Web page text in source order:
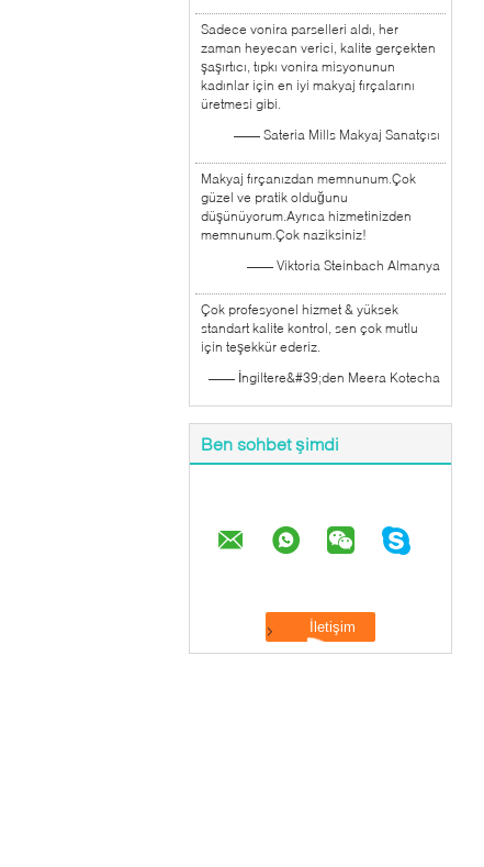
Sadece vonira parselleri aldı, her
zaman heyecan verici, kalite gerçekten
şaşırtıcı, tıpkı vonira misyonunun
kadınlar için en iyi makyaj fırçalarını
üretmesi gibi.
—— Sateria Mills Makyaj Sanatçısı
Makyaj fırçanızdan memnunum.Çok
güzel ve pratik olduğunu
düşünüyorum.Ayrıca hizmetinizden
memnunum.Çok naziksiniz!
—— Viktoria Steinbach Almanya
Çok profesyonel hizmet & yüksek
standart kalite kontrol, sen çok mutlu
için teşekkür ederiz.
—— İngiltere&#39;den Meera Kotecha
Ben sohbet şimdi